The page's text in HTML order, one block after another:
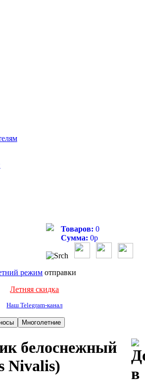
Товаров: 0
Сумма: 0р
режим отправки
Летняя скидка
Наш Telegram-канал
белоснежный
Nivalis)